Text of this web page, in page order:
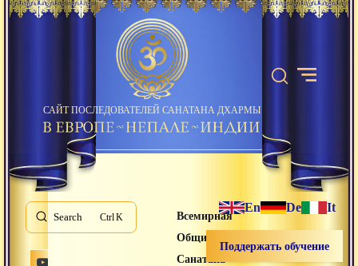
САЙТ ПОСЛЕДОВАТЕЛЕЙ САНАТАНА ДХАРМЫ
Search K
Всемирная
Община
Санатана
En De It
Поддержать обучение